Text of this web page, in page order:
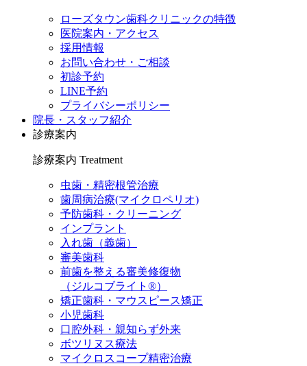
ローズタウン歯科クリニックの特徴
医院案内・アクセス
採用情報
お問い合わせ・ご相談
初診予約
LINE予約
プライバシーポリシー
院長・スタッフ紹介
診療案内
診療案内 Treatment
虫歯・精密根管治療
歯周病治療(マイクロペリオ)
予防歯科・クリーニング
インプラント
入れ歯（義歯）
審美歯科
前歯を整える審美修復物
（ジルコブライト®）
矯正歯科・マウスピース矯正
小児歯科
口腔外科・親知らず外来
ボツリヌス療法
マイクロスコープ精密治療